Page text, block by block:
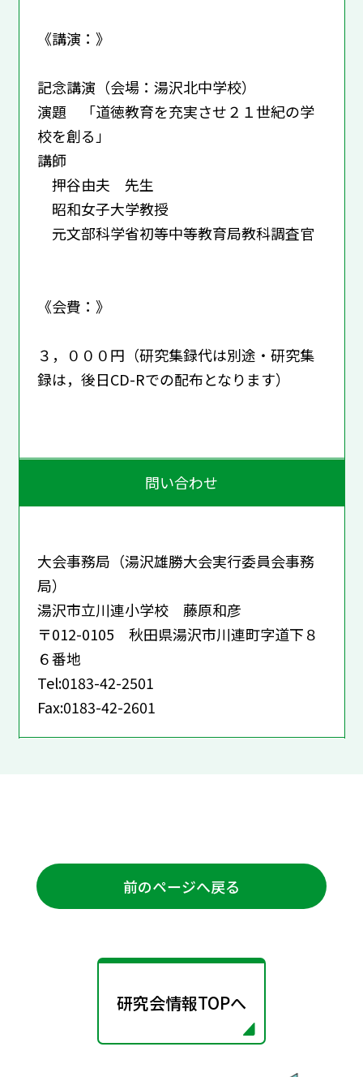
《講演：》
記念講演（会場：湯沢北中学校）
演題 「道徳教育を充実させ２１世紀の学
校を創る」
講師
押谷由夫 先生
昭和女子大学教授
元文部科学省初等中等教育局教科調査官
《会費：》
３，０００円（研究集録代は別途・研究集
録は，後日CD-Rでの配布となります）
問い合わせ
大会事務局（湯沢雄勝大会実行委員会事務
局）
湯沢市立川連小学校 藤原和彦
〒012-0105 秋田県湯沢市川連町字道下８
６番地
Tel:0183-42-2501
Fax:0183-42-2601
前のページへ戻る
研究会情報TOPへ